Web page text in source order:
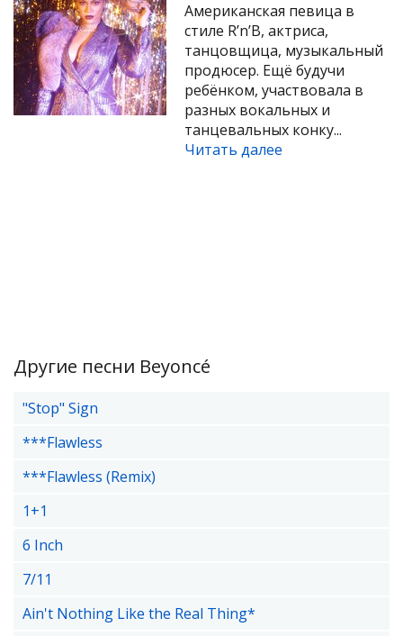
Американская певица в
стиле R’n’B, актриса,
танцовщица, музыкальный
продюсер. Ещё будучи
ребёнком, участвовала в
разных вокальных и
танцевальных конку...
Читать далее
Другие песни Beyoncé
"Stop" Sign
***Flawless
***Flawless (Remix)
1+1
6 Inch
7/11
Ain't Nothing Like the Real Thing*